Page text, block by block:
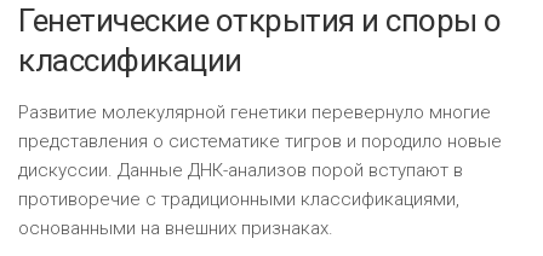
Генетические открытия и споры о
классификации
Развитие молекулярной генетики перевернуло многие
представления о систематике тигров и породило новые
дискуссии. Данные ДНК-анализов порой вступают в
противоречие с традиционными классификациями,
основанными на внешних признаках.